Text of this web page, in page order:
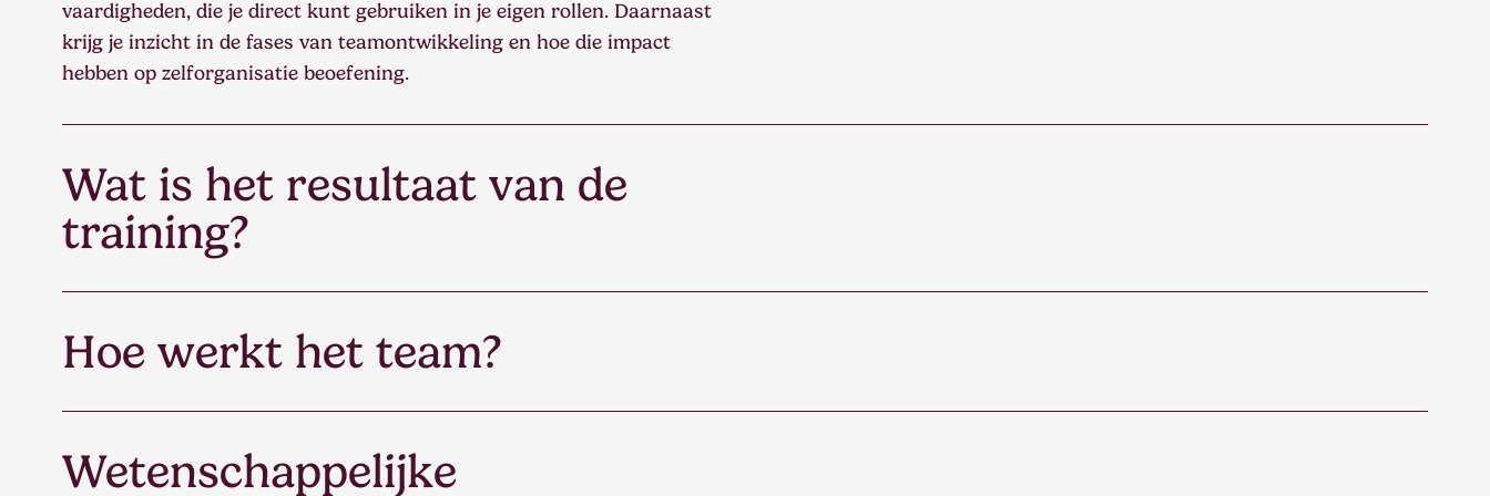
vaardigheden, die je direct kunt gebruiken in je eigen rollen. Daarnaast
krijg je inzicht in de fases van teamontwikkeling en hoe die impact
hebben op zelforganisatie beoefening.
Wat is het resultaat van de
training?
Na de training hebben de deelnemers een diepgaander begrip van de
Deelnemers maken een enorme sprong in hun ontwikkeling en
Hoe werkt het team?
Het team communiceert op een gelijkwaardige, volwassen manier.
bespreekbaar gemaakt. Spanningen en frustraties worden niet
Wetenschappelijke